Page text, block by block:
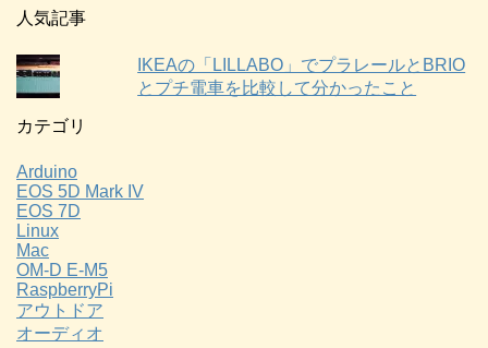
人気記事
IKEAの「LILLABO」でプラレールとBRIO
とプチ電車を比較して分かったこと
カテゴリ
Arduino
EOS 5D Mark IV
EOS 7D
Linux
Mac
OM-D E-M5
RaspberryPi
アウトドア
オーディオ